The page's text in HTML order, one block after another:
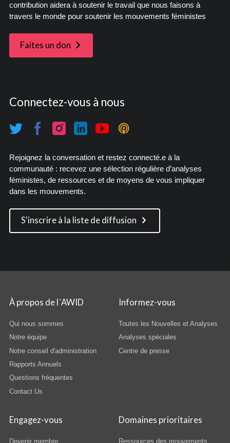
contribution aidera à soutenir le travail que nous faisons à
travers le monde pour soutenir les mouvements féministes
Faites un don
Connectez-vous à nous
Rejoignez la conversation et restez connecté.e à la
communauté : recevez une sélection régulière d’analyses
féministes, de ressources et de moyens de vous impliquer
dans les mouvements.
S'inscrire à la liste de diffusion
À propos de l´AWID
Qui nous sommes
Notre équipe
Notre conseil d'administration
Rapports Annuels
Questions fréquentes
Contact Us
Informez-vous
Toutes les Nouvelles et Analyses
Analyses spéciales
Centre de presse
Engagez-vous
Devenir membre
Domaines prioritaires
Ressources des mouvements